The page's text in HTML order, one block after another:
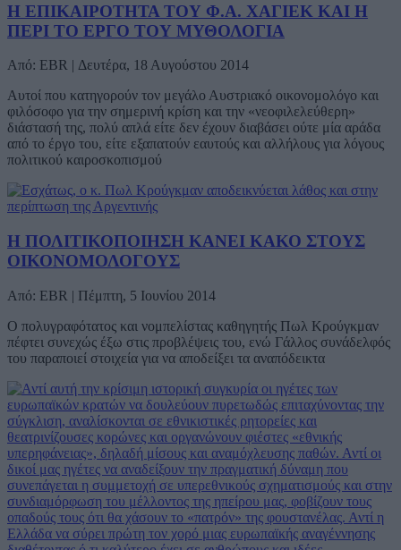
Η ΕΠΙΚΑΙΡΟΤΗΤΑ ΤΟΥ Φ.Α. ΧΑΓΙΕΚ ΚΑΙ Η
ΠΕΡΙ ΤΟ ΕΡΓΟ ΤΟΥ ΜΥΘΟΛΟΓΙΑ
Από: EBR | Δευτέρα, 18 Αυγούστου 2014
Αυτοί που κατηγορούν τον μεγάλο Αυστριακό οικονομολόγο και
φιλόσοφο για την σημερινή κρίση και την «νεοφιλελεύθερη»
διάστασή της, πολύ απλά είτε δεν έχουν διαβάσει ούτε μία αράδα
από το έργο του, είτε εξαπατούν εαυτούς και αλλήλους για λόγους
πολιτικού καιροσκοπισμού
Η ΠΟΛΙΤΙΚΟΠΟΙΗΣΗ ΚΑΝΕΙ ΚΑΚΟ ΣΤΟΥΣ
ΟΙΚΟΝΟΜΟΛΟΓΟΥΣ
Από: EBR | Πέμπτη, 5 Ιουνίου 2014
Ο πολυγραφότατος και νομπελίστας καθηγητής Πωλ Κρούγκμαν
πέφτει συνεχώς έξω στις προβλέψεις του, ενώ Γάλλος συνάδελφός
του παραποιεί στοιχεία για να αποδείξει τα αναπόδεικτα